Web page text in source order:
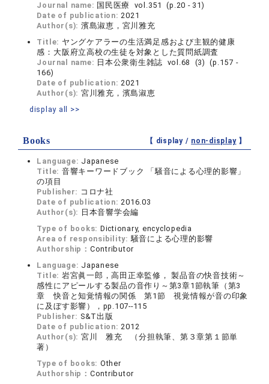
Journal name: 国民医療 vol.351 (p.20 - 31)
Date of publication:2021
Author(s): 濱島淑恵，宮川雅充
Title: ヤングケアラーの生活満足感および主観的健康
感：大阪府立高校の生徒を対象とした質問紙調査
Journal name: 日本公衆衛生雑誌 vol.68 (3) (p.157 -
166)
Date of publication:2021
Author(s): 宮川雅充，濱島淑恵
display all >>
Books 【 display / non-display】
Language: Japanese
Title: 音響キーワードブック 「騒音による心理的影響」
の項目
Publisher: コロナ社
Date of publication:2016.03
Author(s): 日本音響学会編
Type of books: Dictionary, encyclopedia
Area of responsibility:騒音による心理的影響
Authorship： Contributor
Language: Japanese
Title: 岩宮眞一郎，高田正幸監修， 製品音の快音技術～
感性にアピールする製品の音作り～第3章1節執筆（第3
章 快音と知覚情報の関係 第1節 視覚情報が音の印象
に及ぼす影響），pp.107--115
Publisher: S&T出版
Date of publication:2012
Author(s): 宮川 雅充 （分担執筆、第３章第１節単
著）
Type of books: Other
Authorship： Contributor